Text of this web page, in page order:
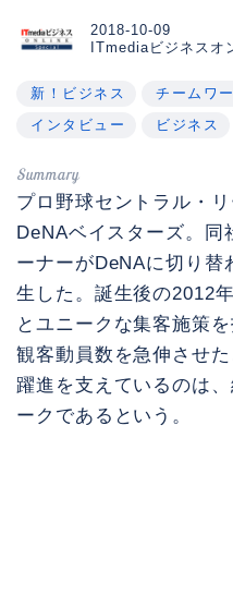
2018-10-09
ITmediaビジネスオ
新！ビジネス チームワ
インタビュー
ビジネス
プロ野球セントラル・
DeNAベイスターズ。同
ーナーがDeNAに切り替
生した。誕生後の2012
とユニークな集客施策
観客動員数を急伸させ
躍進を支えているのは
ークであるという。